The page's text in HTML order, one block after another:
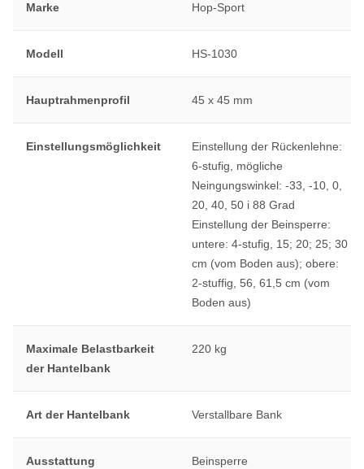
Marke Hop-Sport
Modell HS-1030
Hauptrahmenprofil 45 x 45 mm
Einstellungsmöglichkeit
Einstellung der Rückenlehne:
6-stufig, mögliche
Neingungswinkel: -33, -10, 0,
20, 40, 50 i 88 Grad
Einstellung der Beinsperre:
untere: 4-stufig, 15; 20; 25; 30
cm (vom Boden aus); obere:
2-stuffig, 56, 61,5 cm (vom
Boden aus)
Maximale Belastbarkeit
der Hantelbank
220 kg
Art der Hantelbank Verstallbare Bank
Ausstattung
Beinsperre